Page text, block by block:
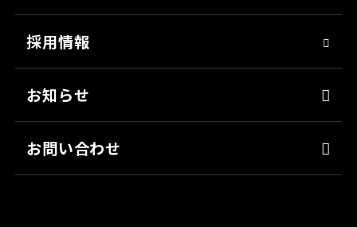
シーリング・接着剤
クリーナー・脱脂剤
社会貢献
人材育成
アスリート社員
職場環境
採用情報
お知らせ
お問い合わせ